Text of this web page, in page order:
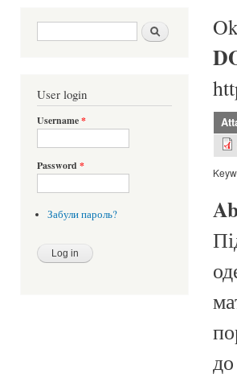
Search form Шукати
User login
Username*
Password *
Забули пароль?